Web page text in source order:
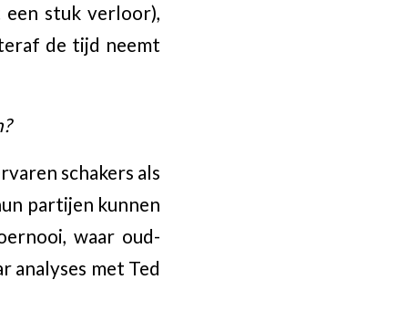
stuk verloor),
de tijd neemt
schakers als
partijen kunnen
waar oud-
analyses met Ted